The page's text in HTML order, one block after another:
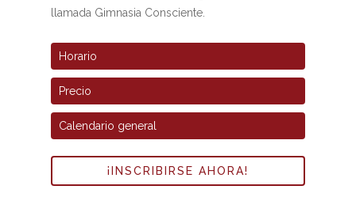
llamada Gimnasia Consciente.
Horario
Precio
Calendario general
¡INSCRIBIRSE AHORA!